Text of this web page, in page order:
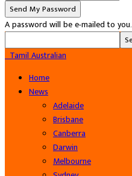
A password will be e-mailed to you.
Tamil Australian
Home
News
Adelaide
Brisbane
Canberra
Darwin
Melbourne